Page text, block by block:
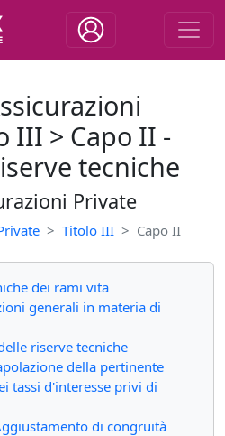
III > Capo II -
tecniche
Private
Titolo III Capo II
dei rami vita
generali in materia di
riserve tecniche
della pertinente
tassi d'interesse privi di
di congruità